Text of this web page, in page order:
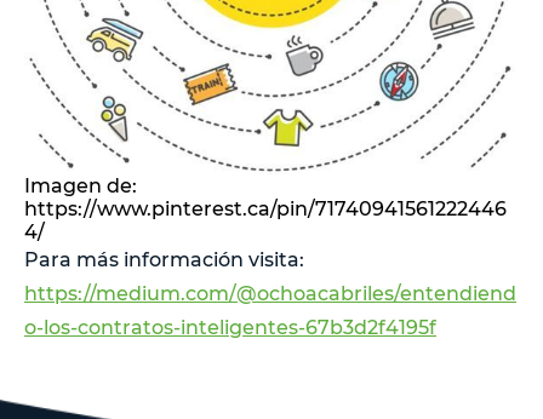
Imagen de:
https://www.pinterest.ca/pin/71740941561222446
4/
Para más información visita:
https://medium.com/@ochoacabriles/entendiend
o-los-contratos-inteligentes-67b3d2f4195f